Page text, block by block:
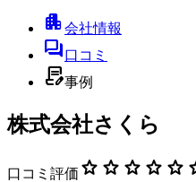
apartment会社情報
forum口コミ
contract_edit事例
株式会社さくら
口コミ評価 star star star star star